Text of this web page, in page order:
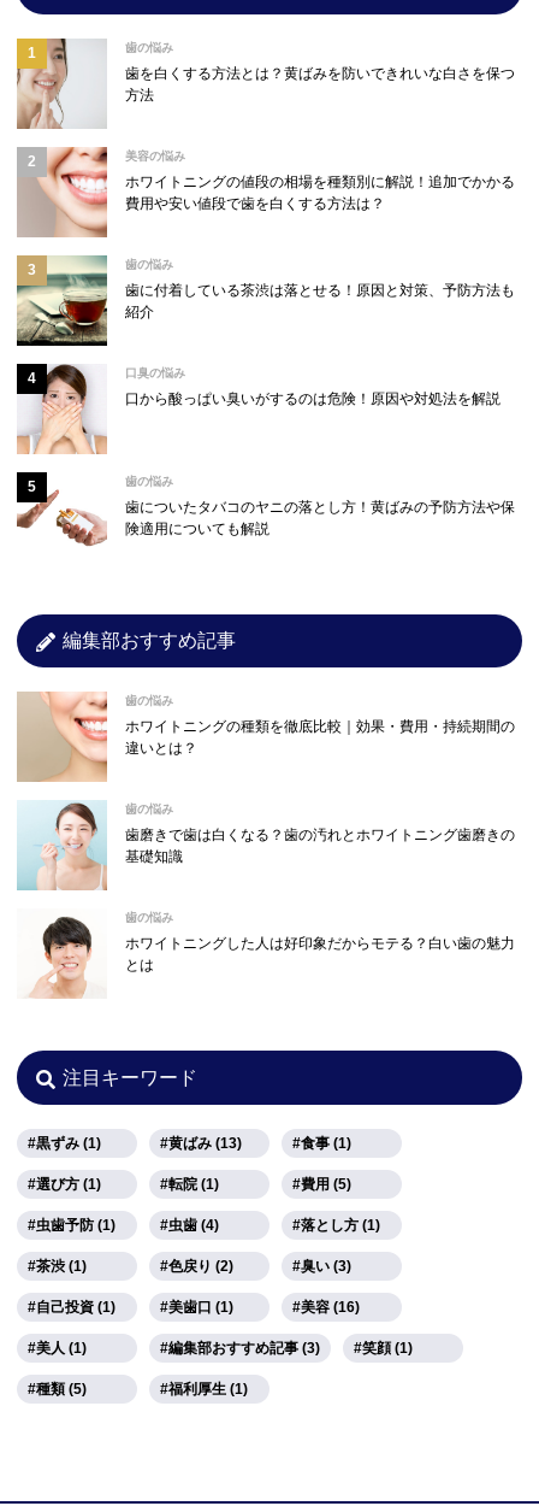
歯の悩み
歯を白くする方法とは？黄ばみを防いできれいな白さを保つ
方法
美容の悩み
ホワイトニングの値段の相場を種類別に解説！追加でかかる
費用や安い値段で歯を白くする方法は？
歯の悩み
歯に付着している茶渋は落とせる！原因と対策、予防方法も
紹介
口臭の悩み
口から酸っぱい臭いがするのは危険！原因や対処法を解説
歯の悩み
歯についたタバコのヤニの落とし方！黄ばみの予防方法や保
険適用についても解説
編集部おすすめ記事
歯の悩み
ホワイトニングの種類を徹底比較｜効果・費用・持続期間の
違いとは？
歯の悩み
歯磨きで歯は白くなる？歯の汚れとホワイトニング歯磨きの
基礎知識
歯の悩み
ホワイトニングした人は好印象だからモテる？白い歯の魅力
とは
注目キーワード
黒ずみ (1) 黄ばみ (13) 食事 (1)
選び方 (1) 転院 (1) 費用 (5)
虫歯予防 (1) 虫歯 (4) 落とし方 (1)
茶渋 (1) 色戻り (2) 臭い (3)
自己投資 (1) 美歯口 (1) 美容 (16)
美人 (1) 編集部おすすめ記事 (3) 笑顔 (1)
種類 (5) 福利厚生 (1)